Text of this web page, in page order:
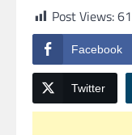
Post Views:
Facebook
Twitter